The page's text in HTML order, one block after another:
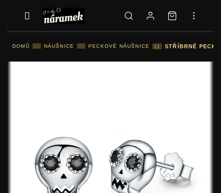
DOMŮ :: NÁUŠNICE :: PECKOVÉ NÁUŠNICE :: STŘÍBRNÉ